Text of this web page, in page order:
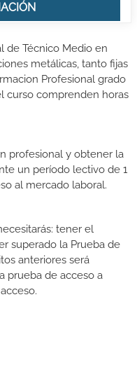
de Técnico Medio en
metálicas, tanto fijas
Profesional grado
curso comprenden horas
profesional y obtener la
un período lectivo de 1
al mercado laboral.
tener el
superado la Prueba de
anteriores será
prueba de acceso a